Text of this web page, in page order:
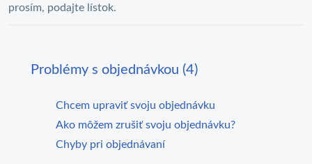
prosím, podajte lístok.
Problémy s objednávkou (4)
Chcem upraviť svoju objednávku
Ako môžem zrušiť svoju objednávku?
Chyby pri objednávaní